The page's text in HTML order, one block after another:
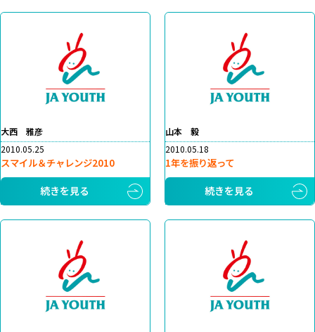
大西 雅彦
2010.05.25
スマイル＆チャレンジ2010
続きを見る
山本 毅
2010.05.18
1年を振り返って
続きを見る